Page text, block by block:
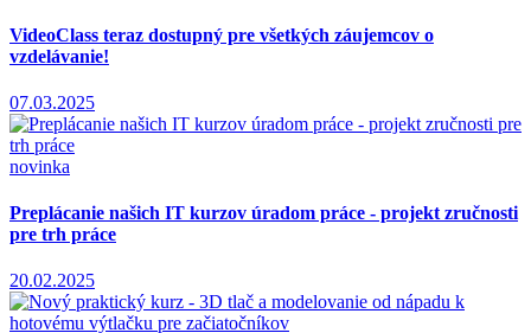
VideoClass teraz dostupný pre všetkých záujemcov o
vzdelávanie!
07.03.2025
novinka
Preplácanie našich IT kurzov úradom práce - projekt zručnosti
pre trh práce
20.02.2025